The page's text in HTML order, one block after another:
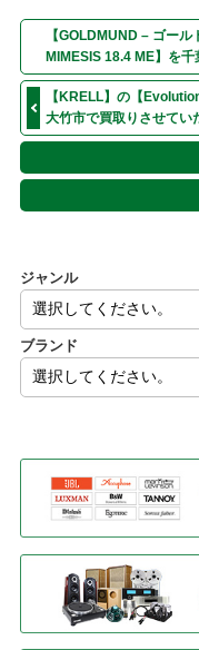
ジャンル
ブランド
【GOLDMUND – ゴー
MIMESIS 18.4 ME】を
【KRELL】の【
大竹市で買取りさせてい